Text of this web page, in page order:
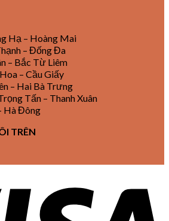
Hạ – Hoàng Mai
– Đống Đa
– Bắc Từ Liêm
– Cầu Giấy
– Hai Bà Trưng
Tấn – Thanh Xuân
Hà Đông
TRÊN